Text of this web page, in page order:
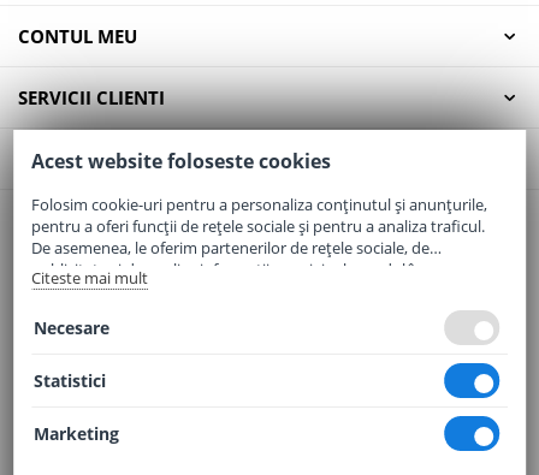
CONTUL MEU
SERVICII CLIENTI
CONTACT
Email:office@elaptepraf.ro
Telefon:0745-964-449
Adresa:Sos. Borsului, Nr. 20, Oradea, Jud. Bihor
Acest website foloseste cookies
Folosim cookie-uri pentru a personaliza conținutul și anunțurile,
pentru a oferi funcții de rețele sociale și pentru a analiza traficul.
De asemenea, le oferim partenerilor de rețele sociale, de
publicitate și de analize informații cu privire la modul în care
folosiți site-ul nostru. Aceștia le pot combina cu alte informații
Citeste mai mult
Necesare
Statistici
Marketing